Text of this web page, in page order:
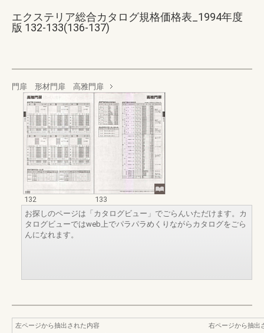
エクステリア総合カタログ規格価格表_1994年度
版 132-133(136-137)
門扉 形材門扉 高雅門扉
132
133
お探しのページは「カタログビュー」でごらんいただけます。カ
タログビューではweb上でパラパラめくりながらカタログをごら
んになれます。
左ページから抽出された内容
右ページから抽出